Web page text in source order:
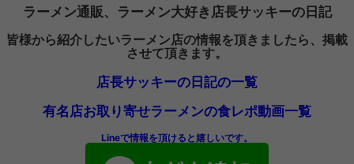
ラーメン通販、ラーメン大好き店長サッキーの日記
皆様から紹介したいラーメン店の情報を頂きましたら、掲載
させて頂きます。
店長サッキーの日記の一覧
有名店お取り寄せラーメンの食レポ動画一覧
Lineで情報を頂けると嬉しいです。